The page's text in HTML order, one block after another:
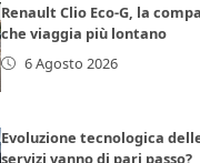
Renault Clio Eco-G, la
che viaggia più lontano
6 Agosto 2026
Evoluzione tecnologica
servizi vanno di pari passo?